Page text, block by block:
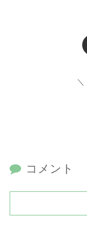
コメント